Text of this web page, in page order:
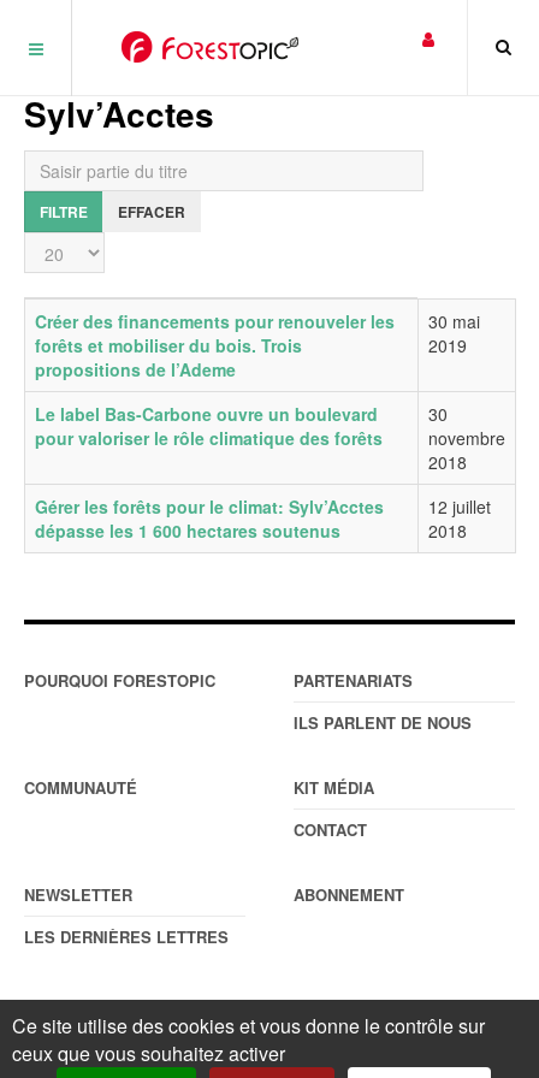
Sylv’Acctes
Saisir partie du titre
FILTRE EFFACER
Affichage #
Titre Date de publication
Créer des financements pour renouveler les
forêts et mobiliser du bois. Trois
propositions de l’Ademe
30 mai
2019
Le label Bas-Carbone ouvre un boulevard
pour valoriser le rôle climatique des forêts
30
novembre
2018
Gérer les forêts pour le climat: Sylv’Acctes
dépasse les 1 600 hectares soutenus
12 juillet
2018
POURQUOI FORESTOPIC
PARTENARIATS
ILS PARLENT DE NOUS
COMMUNAUTÉ
KIT MÉDIA
CONTACT
NEWSLETTER
LES DERNIÈRES LETTRES
ABONNEMENT
© ForestopicMentions légales. Reproduction interdite sans autorisation
écrite préalable.Gestionnaire de cookies
Ce site utilise des cookies et vous donne le contrôle sur
ceux que vous souhaitez activer